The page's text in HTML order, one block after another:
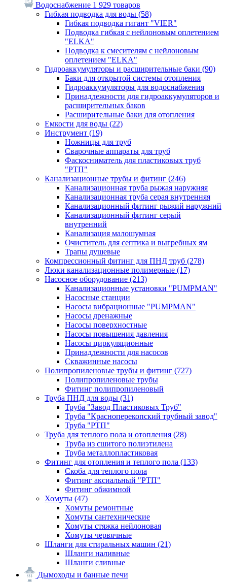
Водоснабжение 1 929 товаров
Гибкая подводка для воды (58)
Гибкая подводка гигант "VIER"
Подводка гибкая с нейлоновым оплетением
"ELKA"
Подводка к смесителям с нейлоновым
оплетением "ELKA"
Гидроаккумуляторы и расширительные баки (90)
Баки для открытой системы отопления
Гидроаккумуляторы для водоснабжения
Принадлежности для гидроаккумуляторов и
расширительных баков
Расширительные баки для отопления
Емкости для воды (22)
Инструмент (19)
Ножницы для труб
Сварочные аппараты для труб
Фаскосниматель для пластиковых труб
"РТП"
Канализационные трубы и фитинг (246)
Канализационная труба рыжая наружняя
Канализационная труба серая внутренняя
Канализационный фитинг рыжий наружний
Канализационный фитинг серый
внутренний
Канализация малошумная
Очиститель для септика и выгребных ям
Трапы душевые
Компрессионный фитинг для ПНД труб (278)
Люки канализационные полимерные (17)
Насосное оборудование (213)
Канализационные установки "PUMPMAN"
Насосные станции
Насосы вибрационные "PUMPMAN"
Насосы дренажные
Насосы поверхностные
Насосы повышения давления
Насосы циркуляционные
Принадлежности для насосов
Скважинные насосы
Полипропиленовые трубы и фитинг (727)
Полипропиленовые трубы
Фитинг полипропиленовый
Труба ПНД для воды (31)
Труба "Завод Пластиковых Труб"
Труба "Красноперекопский трубный завод"
Труба "РТП"
Труба для теплого пола и отопления (28)
Труба из сшитого полиэтилена
Труба металлопластиковая
Фитинг для отопления и теплого пола (133)
Скоба для теплого пола
Фитинг аксиальный "РТП"
Фитинг обжимной
Хомуты (47)
Хомуты ремонтные
Хомуты сантехнические
Хомуты стяжка нейлоновая
Хомуты червячные
Шланги для стиральных машин (21)
Шланги наливные
Шланги сливные
Дымоходы и банные печи